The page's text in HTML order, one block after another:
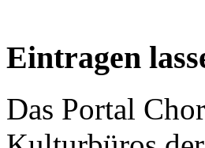
Eintragen
Das Portal